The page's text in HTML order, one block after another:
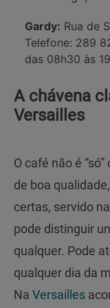
Gardy: Rua de
Telefone: 289
das 08h30 às
A chávena
Versailles
O café não é
de boa
certas, servido
pode distinguir
qualquer. Pode
qualquer dia da
Na Versailles